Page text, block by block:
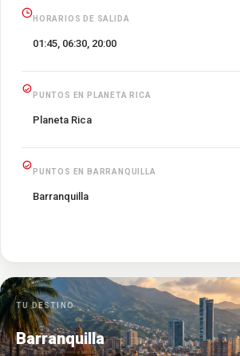
HORARIOS DE SALIDA
01:45, 06:30, 20:00
PUNTOS EN PLANETA RICA
Planeta Rica
PUNTOS EN BARRANQUILLA
Barranquilla
TU DESTINO
Barranquilla